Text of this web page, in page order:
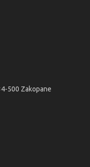
500 Zakopane